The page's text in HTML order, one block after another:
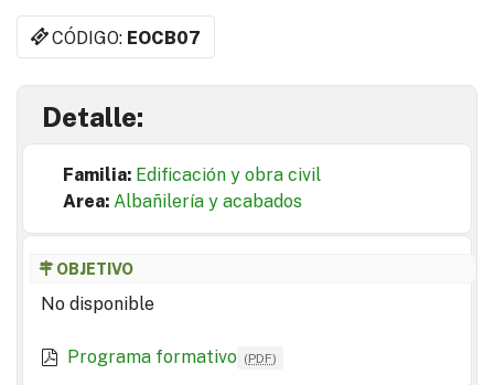
CÓDIGO: EOCB07
Detalle:
Familia: Edificación y obra civil
Area: Albañilería y acabados
OBJETIVO
No disponible
Programa formativo (PDF)